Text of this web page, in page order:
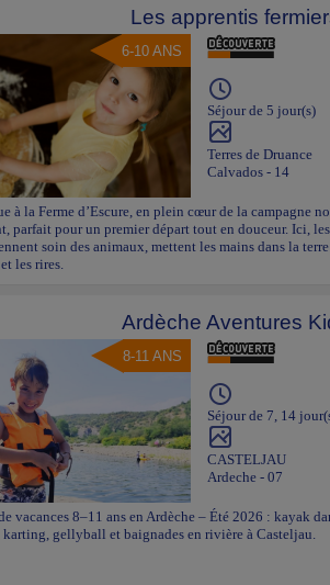
Les apprentis
6-10 ANS
Séjour de 5 jour(s)
Terres de Druance
Calvados - 14
à la Ferme d’Escure, en plein cœur de la campagne
parfait pour un premier départ tout en douceur. Ici,
soin des animaux, mettent les mains dans la
les rires.
Ardèche Aventures
8-11 ANS
Séjour de 7, 14
CASTELJAU
Ardeche - 07
vacances 8–11 ans en Ardèche – Été 2026 : kayak
karting, gellyball et baignades en rivière à Casteljau.